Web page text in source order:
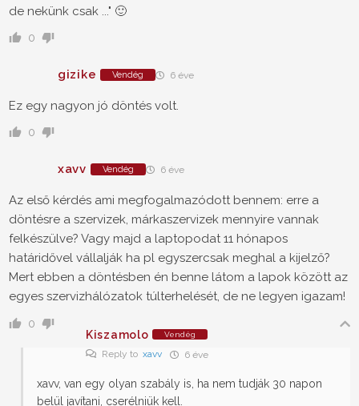
de nekünk csak ..." 🙂
0
gizike Vendég 6 éve
Ez egy nagyon jó döntés volt.
0
xavv Vendég 6 éve
Az első kérdés ami megfogalmazódott bennem: erre a
döntésre a szervizek, márkaszervizek mennyire vannak
felkészülve? Vagy majd a laptopodat 11 hónapos
határidővel vállalják ha pl egyszercsak meghal a kijelző?
Mert ebben a döntésben én benne látom a lapok között az
egyes szervizhálózatok túlterhelését, de ne legyen igazam!
0
Kiszamolo
Vendég
Reply to xavv 6 éve
xavv, van egy olyan szabály is, ha nem tudják 30 napon
belül javítani, cserélniük kell.